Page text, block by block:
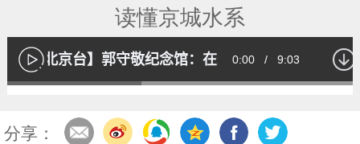
读懂京城水系
播
放
【北京台】郭守敬纪念馆：在这里读懂京城水系
Current
0:00 / Duration
9:03
Loaded:
分享：